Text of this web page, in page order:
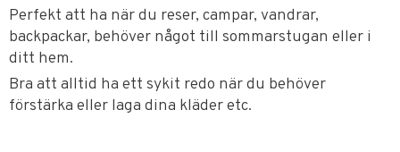
Perfekt att ha när du reser, campar, vandrar,
backpackar, behöver något till sommarstugan eller i
ditt hem.
Bra att alltid ha ett sykit redo när du behöver
förstärka eller laga dina kläder etc.